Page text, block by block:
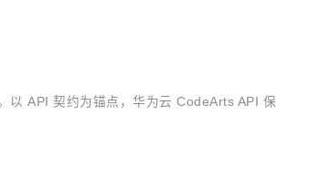
以 API 契约为锚点，华为云 CodeArts API 保